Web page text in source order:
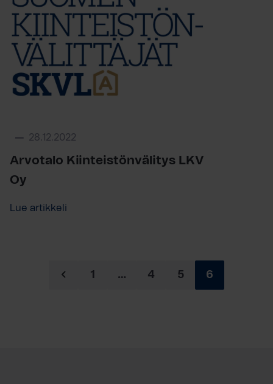
28.12.2022
Arvotalo Kiinteistönvälitys LKV
Oy
Lue artikkeli
1 … 4 5 6